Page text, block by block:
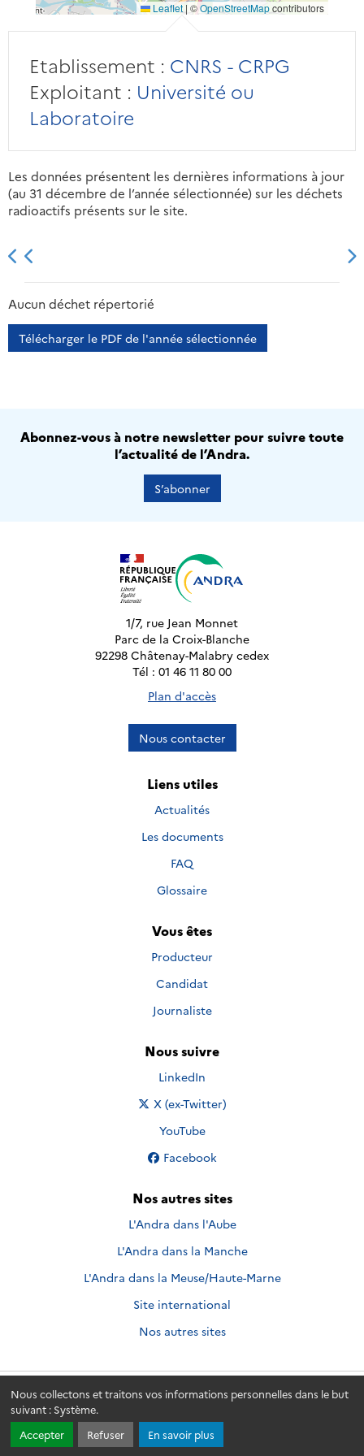
Nous collectons et traitons vos informations personnelles dans le but
suivant : Système.
Accepter
Refuser En savoir plus
Leaflet | ©OpenStreetMapcontributors
Etablissement : CNRS - CRPG
Exploitant : Université ou
Laboratoire
Les données présentent les dernières informations à jour
(au 31 décembre de l’année sélectionnée) sur les déchets
radioactifs présents sur le site.
2013 2014
Aucun déchet répertorié
Télécharger le PDF de l'année sélectionnée
Abonnez-vous à notre newsletter pour suivre toute
l’actualité de l’Andra.
S’abonner
1/7, rue Jean Monnet
Parc de la Croix-Blanche
92298 Châtenay-Malabry cedex
Tél : 01 46 11 80 00
Plan d'accès
Nous contacter
Liens utiles
Actualités
Les documents
FAQ
Glossaire
Vous êtes
Producteur
Candidat
Journaliste
Nous suivre
Nous suivre sur
LinkedIn
Nous suivre sur
X (ex-Twitter)
Nous suivre sur
YouTube
Nous suivre sur
Facebook
Nos autres sites
L'Andra dans l'Aube
L'Andra dans la Manche
L'Andra dans la Meuse/Haute-Marne
Site international
Nos autres sites
Andra.fr © 2026 - Andra. Tous droits réservés.